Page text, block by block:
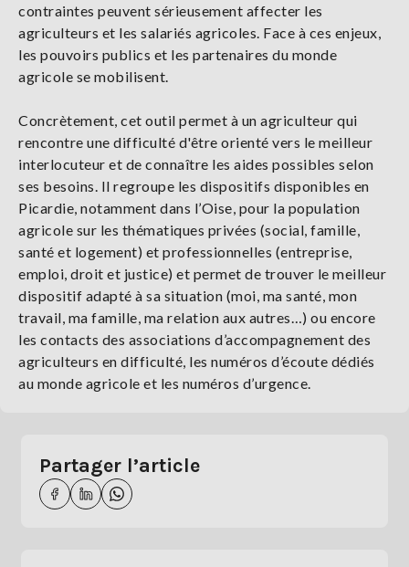
contraintes peuvent sérieusement affecter les
agriculteurs et les salariés agricoles. Face à ces enjeux,
les pouvoirs publics et les partenaires du monde
agricole se mobilisent.
Concrètement, cet outil permet à un agriculteur qui
rencontre une difficulté d'être orienté vers le meilleur
interlocuteur et de connaître les aides possibles selon
ses besoins. Il regroupe les dispositifs disponibles en
Picardie, notamment dans l’Oise, pour la population
agricole sur les thématiques privées (social, famille,
santé et logement) et professionnelles (entreprise,
emploi, droit et justice) et permet de trouver le meilleur
dispositif adapté à sa situation (moi, ma santé, mon
travail, ma famille, ma relation aux autres…) ou encore
les contacts des associations d’accompagnement des
agriculteurs en difficulté, les numéros d’écoute dédiés
au monde agricole et les numéros d’urgence.
Partager l’article